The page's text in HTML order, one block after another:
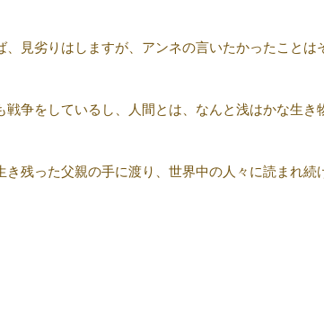
見劣りはしますが、アンネの言いたかったことは
争をしているし、人間とは、なんと浅はかな生き
残った父親の手に渡り、世界中の人々に読まれ続